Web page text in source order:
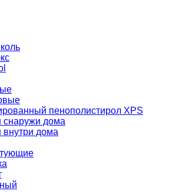
пенополистирол XPS
снаружи дома
внутри дома